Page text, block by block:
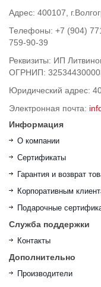
Адрес: 400107,
Телефоны: +7 (904)
759-90-39
Реквизиты: ИП
ОГРНИП:
Юридический адрес:
Электронная почта:
Информация
О компании
Сертификаты
Гарантия и возврат
Корпоративным
Подарочные
Служба поддержки
Контакты
Дополнительно
Производители